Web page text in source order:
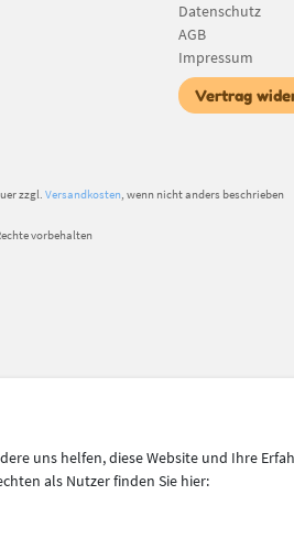
Datenschutz
AGB
Impressum
Vertrag
zzgl. Versandkosten, wenn nicht anders beschrieben
vorbehalten
uns helfen, diese Website und Ihre
als Nutzer finden Sie hier: